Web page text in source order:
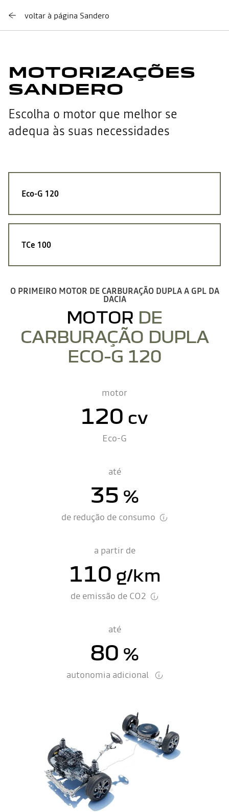
voltar à página Sandero
MOTORIZAÇÕES
SANDERO
Escolha o motor que melhor se
adequa às suas necessidades
Eco-G 120
TCe 100
O PRIMEIRO MOTOR DE CARBURAÇÃO DUPLA A GPL DA
DACIA
MOTOR DE
CARBURAÇÃO DUPLA
ECO-G 120
motor
120 cv
Eco-G
até
35 %
de redução de consumo
a partir de
110 g/km
de emissão de CO2
até
80 %
autonomia adicional